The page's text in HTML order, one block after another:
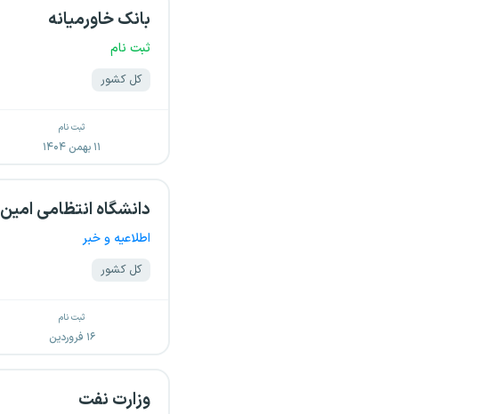
بانک خاورمیانه
ثبت نام
کل کشور
ثبت نام
۱۱ بهمن ۱۴۰۴
دانشگاه انتظامی امین
اطلاعیه و خبر
کل کشور
ثبت نام
۱۶ فروردین
وزارت نفت